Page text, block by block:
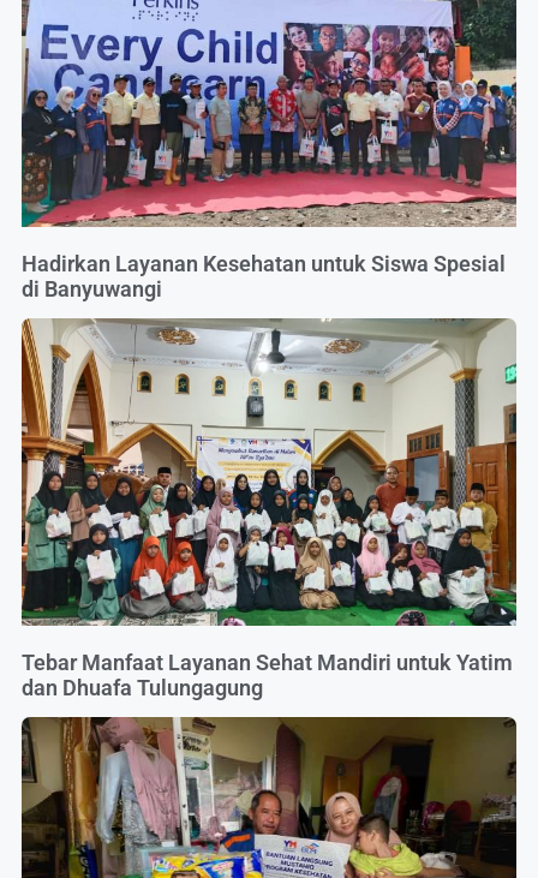
Hadirkan Layanan Kesehatan untuk Siswa Spesial
di Banyuwangi
Tebar Manfaat Layanan Sehat Mandiri untuk Yatim
dan Dhuafa Tulungagung